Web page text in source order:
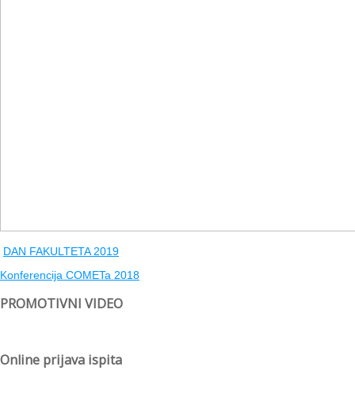
DAN FAKULTETA 2019
Konferencija COMETa 2018
PROMOTIVNI VIDEO
Online prijava ispita